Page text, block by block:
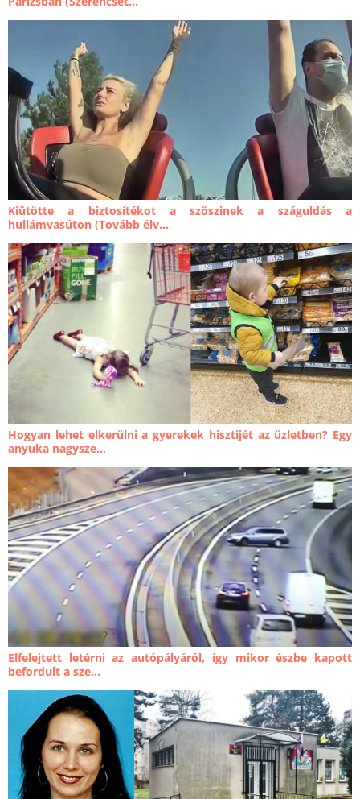
Kiütötte a biztosítékot a szöszinek a száguldás a
hullámvasúton (Tovább élv...
Hogyan lehet elkerülni a gyerekek hisztijét az üzletben? Egy
anyuka nagysze...
Elfelejtett letérni az autópályáról, így mikor észbe kapott
befordult a sze...